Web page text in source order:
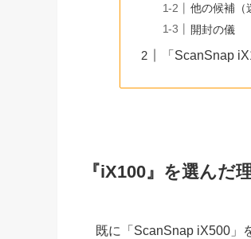
他の候補（
開封の儀
「ScanSnap
『iX100』を選んだ
既に「ScanSnap iX500」